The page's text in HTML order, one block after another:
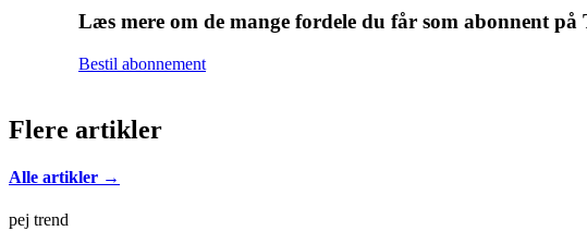
Læs mere om de mange fordele du får som abonnent
Bestil abonnement
Flere artikler
Alle artikler →
pej trend